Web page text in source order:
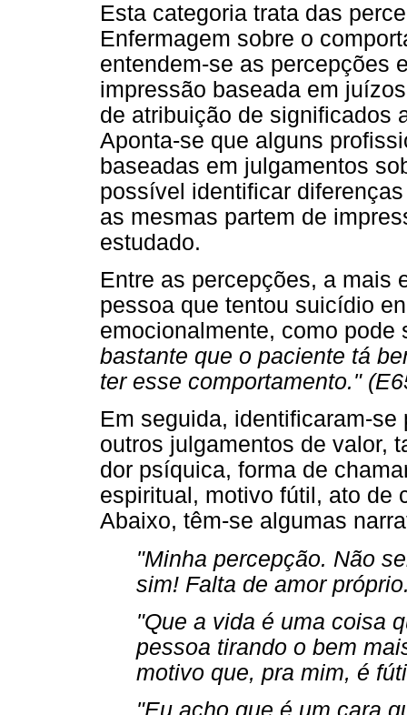
Esta categoria trata das
Enfermagem sobre o
entendem-se as percepções
impressão baseada em
de atribuição de significados
Aponta-se que alguns
baseadas em julgamentos
possível identificar
as mesmas partem de
estudado.
Entre as percepções, a mais
pessoa que tentou suicídio
emocionalmente, como
bastante que o paciente tá
ter esse comportamento."
Em seguida, identificaram-
outros julgamentos de valor,
dor psíquica, forma de
espiritual, motivo fútil, ato de
Abaixo, têm-se algumas
"Minha percepção. Não
sim! Falta de amor
"Que a vida é uma coisa
pessoa tirando o bem
motivo que, pra mim, é